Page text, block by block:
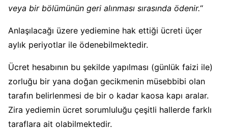
veya bir bölümünün geri alınması sırasında ödenir.“
Anlaşılacağı üzere yediemine hak ettiği ücreti üçer
aylık periyotlar ile ödenebilmektedir.
Ücret hesabının bu şekilde yapılması (günlük faizi ile)
zorluğu bir yana doğan gecikmenin müsebbibi olan
tarafın belirlenmesi de bir o kadar kaosa kapı aralar.
Zira yediemin ücret sorumluluğu çeşitli hallerde farklı
taraflara ait olabilmektedir.